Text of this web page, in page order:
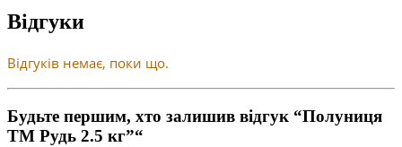
Відгуки
Відгуків немає, поки що.
Будьте першим, хто залишив відгук “Полуниця
ТМ Рудь 2.5 кг”“